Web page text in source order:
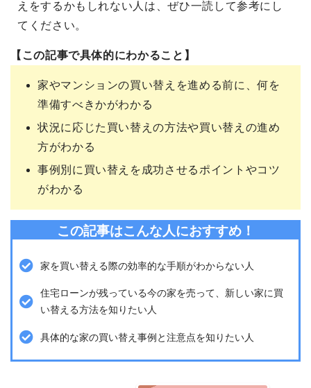
えをするかもしれない人は、ぜひ一読して参考にし
てください。
【この記事で具体的にわかること】
家やマンションの買い替えを進める前に、何を
準備すべきかがわかる
状況に応じた買い替えの方法や買い替えの進め
方がわかる
事例別に買い替えを成功させるポイントやコツ
がわかる
この記事はこんな人におすすめ！
家を買い替える際の効率的な手順がわからない人
住宅ローンが残っている今の家を売って、新しい家に買
い替える方法を知りたい人
具体的な家の買い替え事例と注意点を知りたい人